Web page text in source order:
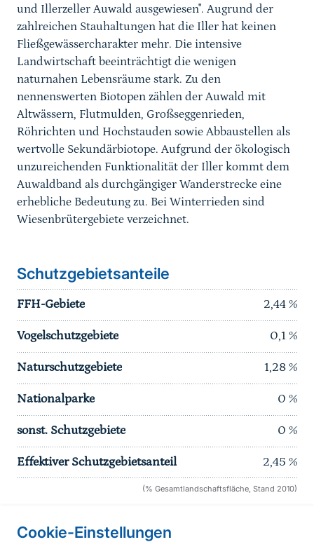
Cookie-Einstellungen
und Illerzeller Auwald ausgewiesen". Augrund der
zahlreichen Stauhaltungen hat die Iller hat keinen
Fließgewässercharakter mehr. Die intensive
Landwirtschaft beeinträchtigt die wenigen
naturnahen Lebensräume stark. Zu den
nennenswerten Biotopen zählen der Auwald mit
Altwässern, Flutmulden, Großseggenrieden,
Röhrichten und Hochstauden sowie Abbaustellen als
wertvolle Sekundärbiotope. Aufgrund der ökologisch
unzureichenden Funktionalität der Iller kommt dem
Auwaldband als durchgängiger Wanderstrecke eine
erhebliche Bedeutung zu. Bei Winterrieden sind
Wiesenbrütergebiete verzeichnet.
Schutzgebietsanteile
FFH-Gebiete 2,44 %
Vogelschutzgebiete 0,1 %
Naturschutzgebiete 1,28 %
Nationalparke 0 %
sonst. Schutzgebiete 0 %
Effektiver Schutzgebietsanteil 2,45 %
(% Gesamtlandschaftsfläche, Stand 2010)
Informationen zur Seite